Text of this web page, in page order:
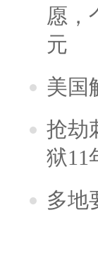
愿，
元
美国
抢劫
狱11
多地